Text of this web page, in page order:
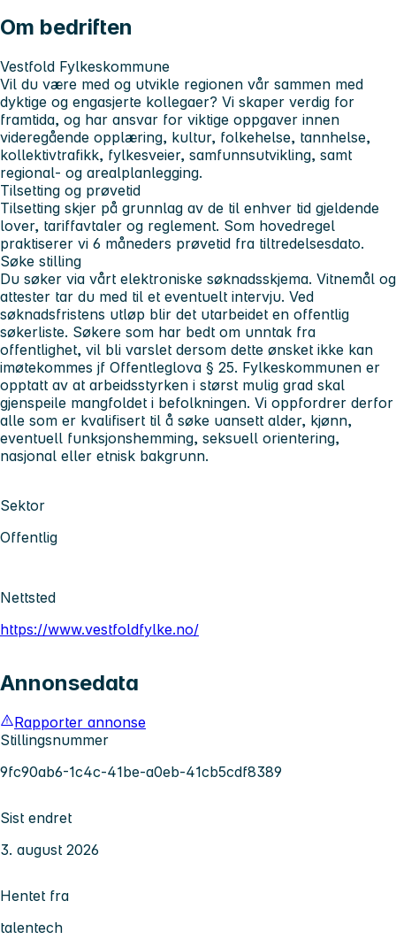
Om bedriften
Vestfold Fylkeskommune
Vil du være med og utvikle regionen vår sammen med
dyktige og engasjerte kollegaer? Vi skaper verdig for
framtida, og har ansvar for viktige oppgaver innen
videregående opplæring, kultur, folkehelse, tannhelse,
kollektivtrafikk, fylkesveier, samfunnsutvikling, samt
regional- og arealplanlegging.
Tilsetting og prøvetid
Tilsetting skjer på grunnlag av de til enhver tid gjeldende
lover, tariffavtaler og reglement. Som hovedregel
praktiserer vi 6 måneders prøvetid fra tiltredelsesdato.
Søke stilling
Du søker via vårt elektroniske søknadsskjema. Vitnemål og
attester tar du med til et eventuelt intervju. Ved
søknadsfristens utløp blir det utarbeidet en offentlig
søkerliste. Søkere som har bedt om unntak fra
offentlighet, vil bli varslet dersom dette ønsket ikke kan
imøtekommes jf Offentleglova § 25. Fylkeskommunen er
opptatt av at arbeidsstyrken i størst mulig grad skal
gjenspeile mangfoldet i befolkningen. Vi oppfordrer derfor
alle som er kvalifisert til å søke uansett alder, kjønn,
eventuell funksjonshemming, seksuell orientering,
nasjonal eller etnisk bakgrunn.
Sektor
Offentlig
Nettsted
https://www.vestfoldfylke.no/
Annonsedata
Rapporter annonse
Stillingsnummer
9fc90ab6-1c4c-41be-a0eb-41cb5cdf8389
Sist endret
3. august 2026
Hentet fra
talentech